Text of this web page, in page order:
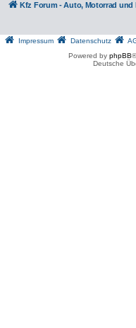
Kfz Forum - Auto, Motorrad und
Impressum Datenschutz
Powered by phpBB
Deutsche